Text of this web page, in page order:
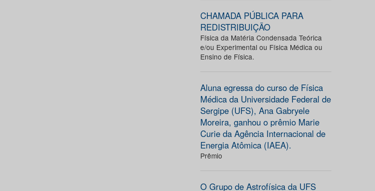
CHAMADA PÚBLICA PARA
REDISTRIBUIÇÃO
Física da Matéria Condensada Teórica
e/ou Experimental ou Física Médica ou
Ensino de Física.
Aluna egressa do curso de Física
Médica da Universidade Federal de
Sergipe (UFS), Ana Gabryele
Moreira, ganhou o prêmio Marie
Curie da Agência Internacional de
Energia Atômica (IAEA).
Prêmio
O Grupo de Astrofísica da UFS